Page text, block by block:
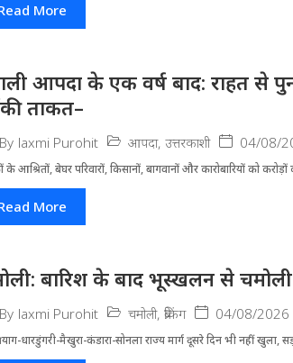
More
आपदा के एक वर्ष बाद: राहत से
ताकत–
By laxmi Purohit आपदा, उत्तरकाशी 04/08/
आश्रितों, बेघर परिवारों, किसानों, बागवानों और कारोबारियों को
More
बारिश के बाद भूस्खलन से
By laxmi Purohit चमोली, ब्रेकिंग 04/08/2026
धारडुंगरी-मैखुरा-कंडारा-सोनला राज्य मार्ग दूसरे दिन भी नहीं